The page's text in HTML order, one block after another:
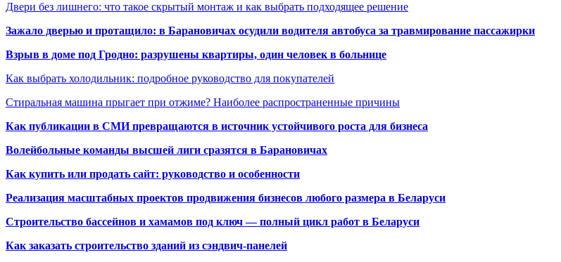
Двери без лишнего: что такое скрытый монтаж и как выбрать подходящее решение
Зажало дверью и протащило: в Барановичах осудили водителя автобуса за травмирование пассажирки
Взрыв в доме под Гродно: разрушены квартиры, один человек в больнице
Как выбрать холодильник: подробное руководство для покупателей
Стиральная машина прыгает при отжиме? Наиболее распространенные причины
Как публикации в СМИ превращаются в источник устойчивого роста для бизнеса
Волейбольные команды высшей лиги сразятся в Барановичах
Как купить или продать сайт: руководство и особенности
Реализация масштабных проектов продвижения бизнесов любого размера в Беларуси
Строительство бассейнов и хамамов под ключ — полный цикл работ в Беларуси
Как заказать строительство зданий из сэндвич-панелей